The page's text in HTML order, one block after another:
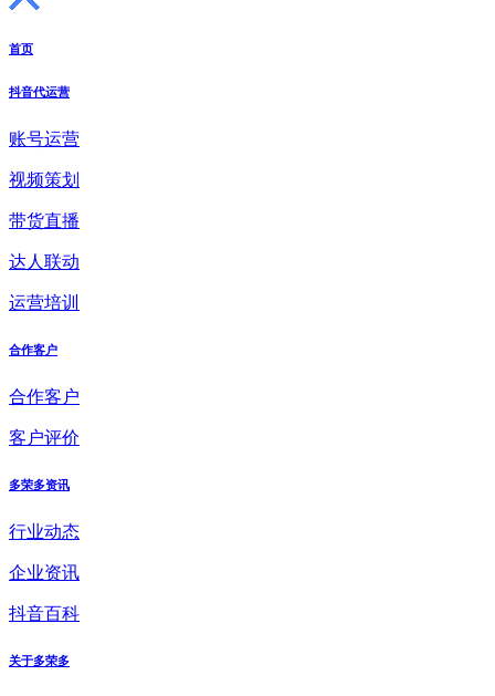
首页
抖音代运营
账号运营
视频策划
带货直播
达人联动
运营培训
合作客户
合作客户
客户评价
多荣多资讯
行业动态
企业资讯
抖音百科
关于多荣多